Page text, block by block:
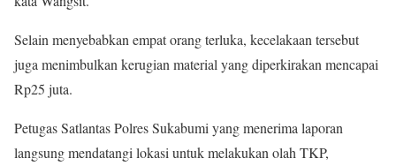
Selain menyebabkan empat orang terluka, kecelakaan tersebut
juga menimbulkan kerugian material yang diperkirakan mencapai
Rp25 juta.
Petugas Satlantas Polres Sukabumi yang menerima laporan
langsung mendatangi lokasi untuk melakukan olah TKP,